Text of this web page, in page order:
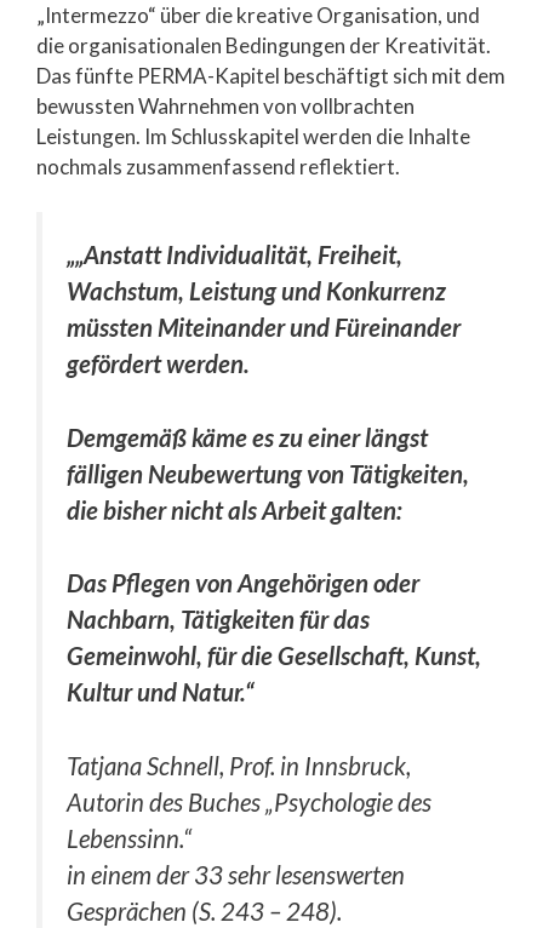
„Intermezzo“ über die kreative Organisation, und
die organisationalen Bedingungen der Kreativität.
Das fünfte PERMA-Kapitel beschäftigt sich mit dem
bewussten Wahrnehmen von vollbrachten
Leistungen. Im Schlusskapitel werden die Inhalte
nochmals zusammenfassend reflektiert.
„„Anstatt Individualität, Freiheit,
Wachstum, Leistung und Konkurrenz
müssten Miteinander und Füreinander
gefördert werden.
Demgemäß käme es zu einer längst
fälligen Neubewertung von Tätigkeiten,
die bisher nicht als Arbeit galten:
Das Pflegen von Angehörigen oder
Nachbarn, Tätigkeiten für das
Gemeinwohl, für die Gesellschaft, Kunst,
Kultur und Natur.“
Tatjana Schnell, Prof. in Innsbruck,
Autorin des Buches„Psychologie des
Lebenssinn.“
in einem der 33 sehr lesenswerten
Gesprächen (S. 243 – 248).